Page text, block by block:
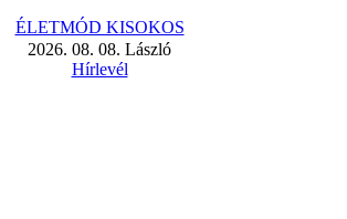
ÉLETMÓD KISOKOS
2026. 08. 08. László
Hírlevél